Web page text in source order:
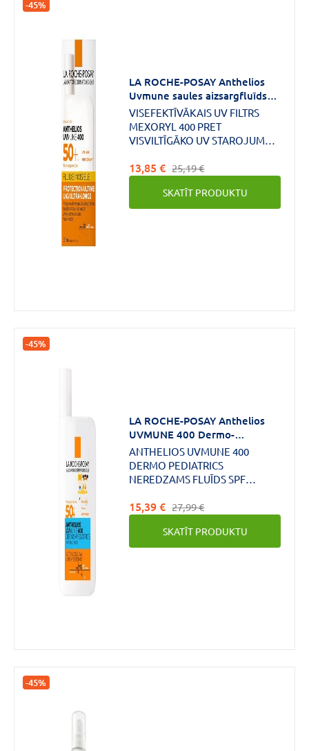
VAIRĀK
-45%
LA ROCHE-POSAY Anthelios
Uvmune saules aizsargfluīds
sejai SPF50+ 50 ml
VISEFEKTĪVĀKAIS UV FILTRS
MEXORYL 400 PRET
VISVILTĪGĀKO UV STAROJUMU
400nm = īpaši garie UVA).Jutīgai
un sauli nepanesošai ādai.
13,85 € 25,19 €
SKATĪT PRODUKTU
-45%
LA ROCHE-POSAY Anthelios
UVMUNE 400 Dermo-
Pediatrics SPF50+ fluīds 50ml
ANTHELIOS UVMUNE 400
DERMO PEDIATRICS
NEREDZAMS FLUĪDS SPF
15,39 € 27,99 €
SKATĪT PRODUKTU
-45%